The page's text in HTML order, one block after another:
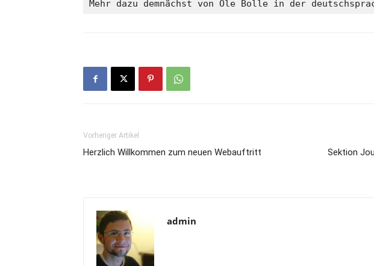
Mehr dazu demnächst von Ole Bolle in der
Vorheriger Artikel
Herzlich Willkommen zum neuen Webauftritt
Sektion
admin